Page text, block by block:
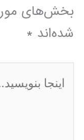
بخش‌های
شده‌اند *
اینجا
بنویسید…